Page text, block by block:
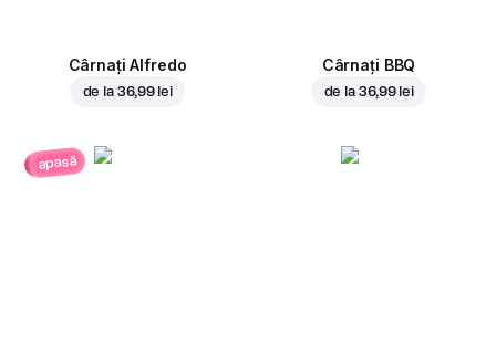
Cârnați Alfredo
de la 36,99 lei
Cârnați BBQ
de la 36,99 lei
apasă